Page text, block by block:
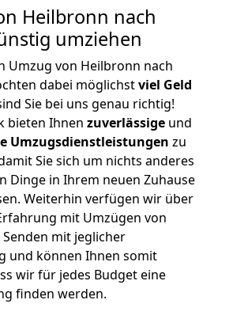
Heilbronn nach
umziehen
Umzug von Heilbronn nach
dabei möglichstviel Geld
Sie bei uns genau richtig!
bieten Ihnen zuverlässige und
Umzugsdienstleistungen zu
Sie sich um nichts anderes
Dinge in Ihrem neuen Zuhause
Weiterhin verfügen wir über
mit Umzügen von
mit jeglicher
und können Ihnen somit
wir für jedes Budget eine
finden werden.